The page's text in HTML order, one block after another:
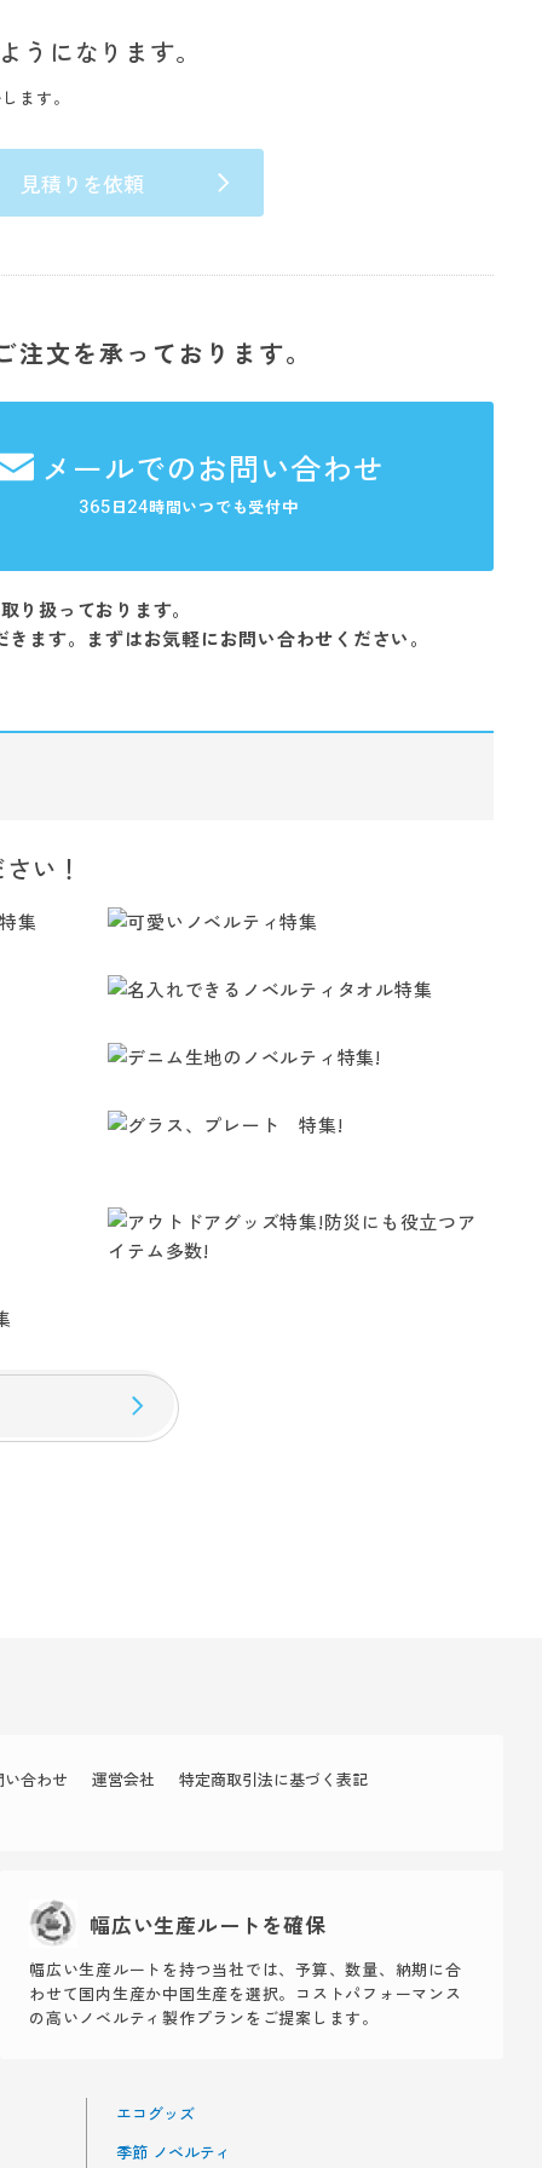
うになります。
ます。
見積りを依頼
文を承っております。
メールでのお問い合わせ
365日24時間いつでも受付中
り扱っております。
ます。まずはお気軽にお問い合わせください。
い！
い合わせ 運営会社
特定商取引法に基づく表記
幅広い生産ルートを確保
幅広い生産ルートを持つ当社では、予算、数量、納期に合
わせて国内生産か中国生産を選択。コストパフォーマンス
の高いノベルティ製作プランをご提案します。
エコグッズ
季節 ノベルティ